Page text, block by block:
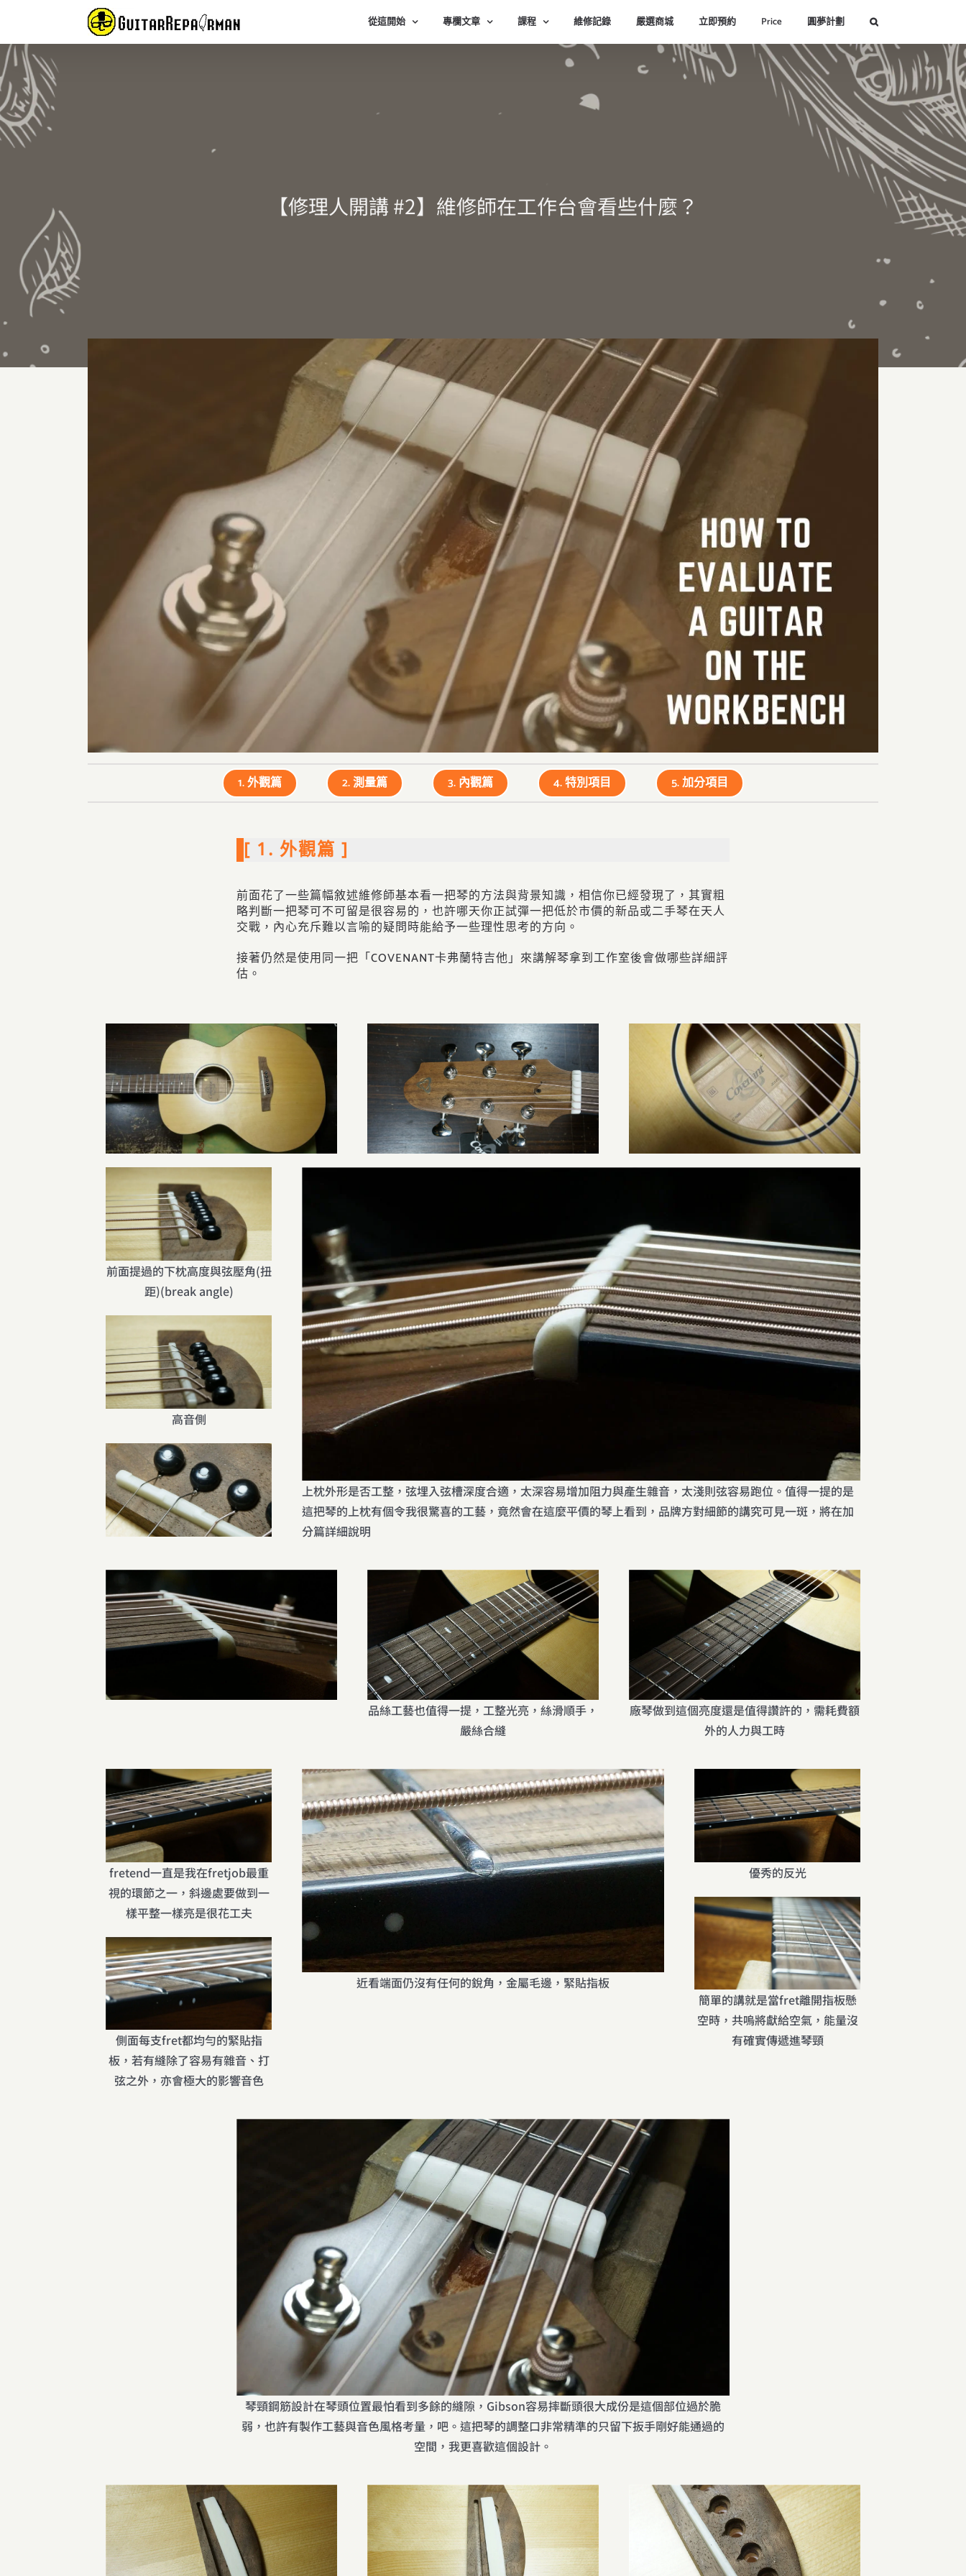
content
從這開始 專欄文章 課程 維修記錄 嚴選商城 立即預約 Price 圓夢計劃
【修理人開講 #2】維修師在工作台會看些什麼？
1. 外觀篇 2. 測量篇 3. 內觀篇 4. 特別項目 5. 加分項目
[ 1. 外觀篇 ]
前面花了一些篇幅敘述維修師基本看一把琴的方法與背景知識，相信你已經發現了，其實粗
略判斷一把琴可不可留是很容易的，也許哪天你正試彈一把低於市價的新品或二手琴在天人
交戰，內心充斥難以言喻的疑問時能給予一些理性思考的方向。
接著仍然是使用同一把「COVENANT卡弗蘭特吉他」來講解琴拿到工作室後會做哪些詳細評
估。
前面提過的下枕高度與弦壓角(扭
距)(break angle)
高音側
上枕外形是否工整，弦埋入弦槽深度合適，太深容易增加阻力與產生雜音，太淺則弦容易跑位。值得一提的是
這把琴的上枕有個令我很驚喜的工藝，竟然會在這麼平價的琴上看到，品牌方對細節的講究可見一斑，將在加
分篇詳細說明
品絲工藝也值得一提，工整光亮，絲滑順手，
嚴絲合縫
廠琴做到這個亮度還是值得讚許的，需耗費額
外的人力與工時
fretend一直是我在fretjob最重
視的環節之一，斜邊處要做到一
樣平整一樣亮是很花工夫
側面每支fret都均勻的緊貼指
板，若有縫除了容易有雜音、打
弦之外，亦會極大的影響音色
近看端面仍沒有任何的銳角，金屬毛邊，緊貼指板
優秀的反光
簡單的講就是當fret離開指板懸
空時，共嗚將獻給空氣，能量沒
有確實傳遞進琴頸
琴頸鋼筋設計在琴頭位置最怕看到多餘的縫隙，Gibson容易摔斷頭很大成份是這個部位過於脆
弱，也許有製作工藝與音色風格考量，吧。這把琴的調整口非常精準的只留下扳手剛好能通過的
空間，我更喜歡這個設計。